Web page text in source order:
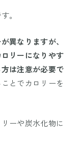
。
異なりますが、
リーになりやす
は注意が必要で
とでカロリーを
ーや炭水化物に